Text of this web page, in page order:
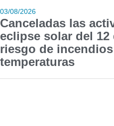
03/08/2026
Canceladas las
eclipse solar del
riesgo de
temperaturas